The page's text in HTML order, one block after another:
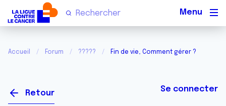
Accueil Forum ????? Fin de vie, Comment gérer ?
Retour Se connecter